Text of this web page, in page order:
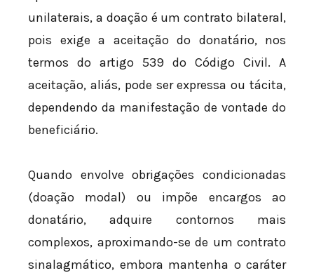
unilaterais, a doação é um contrato bilateral,
pois exige a aceitação do donatário, nos
termos do artigo 539 do Código Civil. A
aceitação, aliás, pode ser expressa ou tácita,
dependendo da manifestação de vontade do
beneficiário.
Quando envolve obrigações condicionadas
(doação modal) ou impõe encargos ao
donatário, adquire contornos mais
complexos, aproximando-se de um contrato
sinalagmático, embora mantenha o caráter